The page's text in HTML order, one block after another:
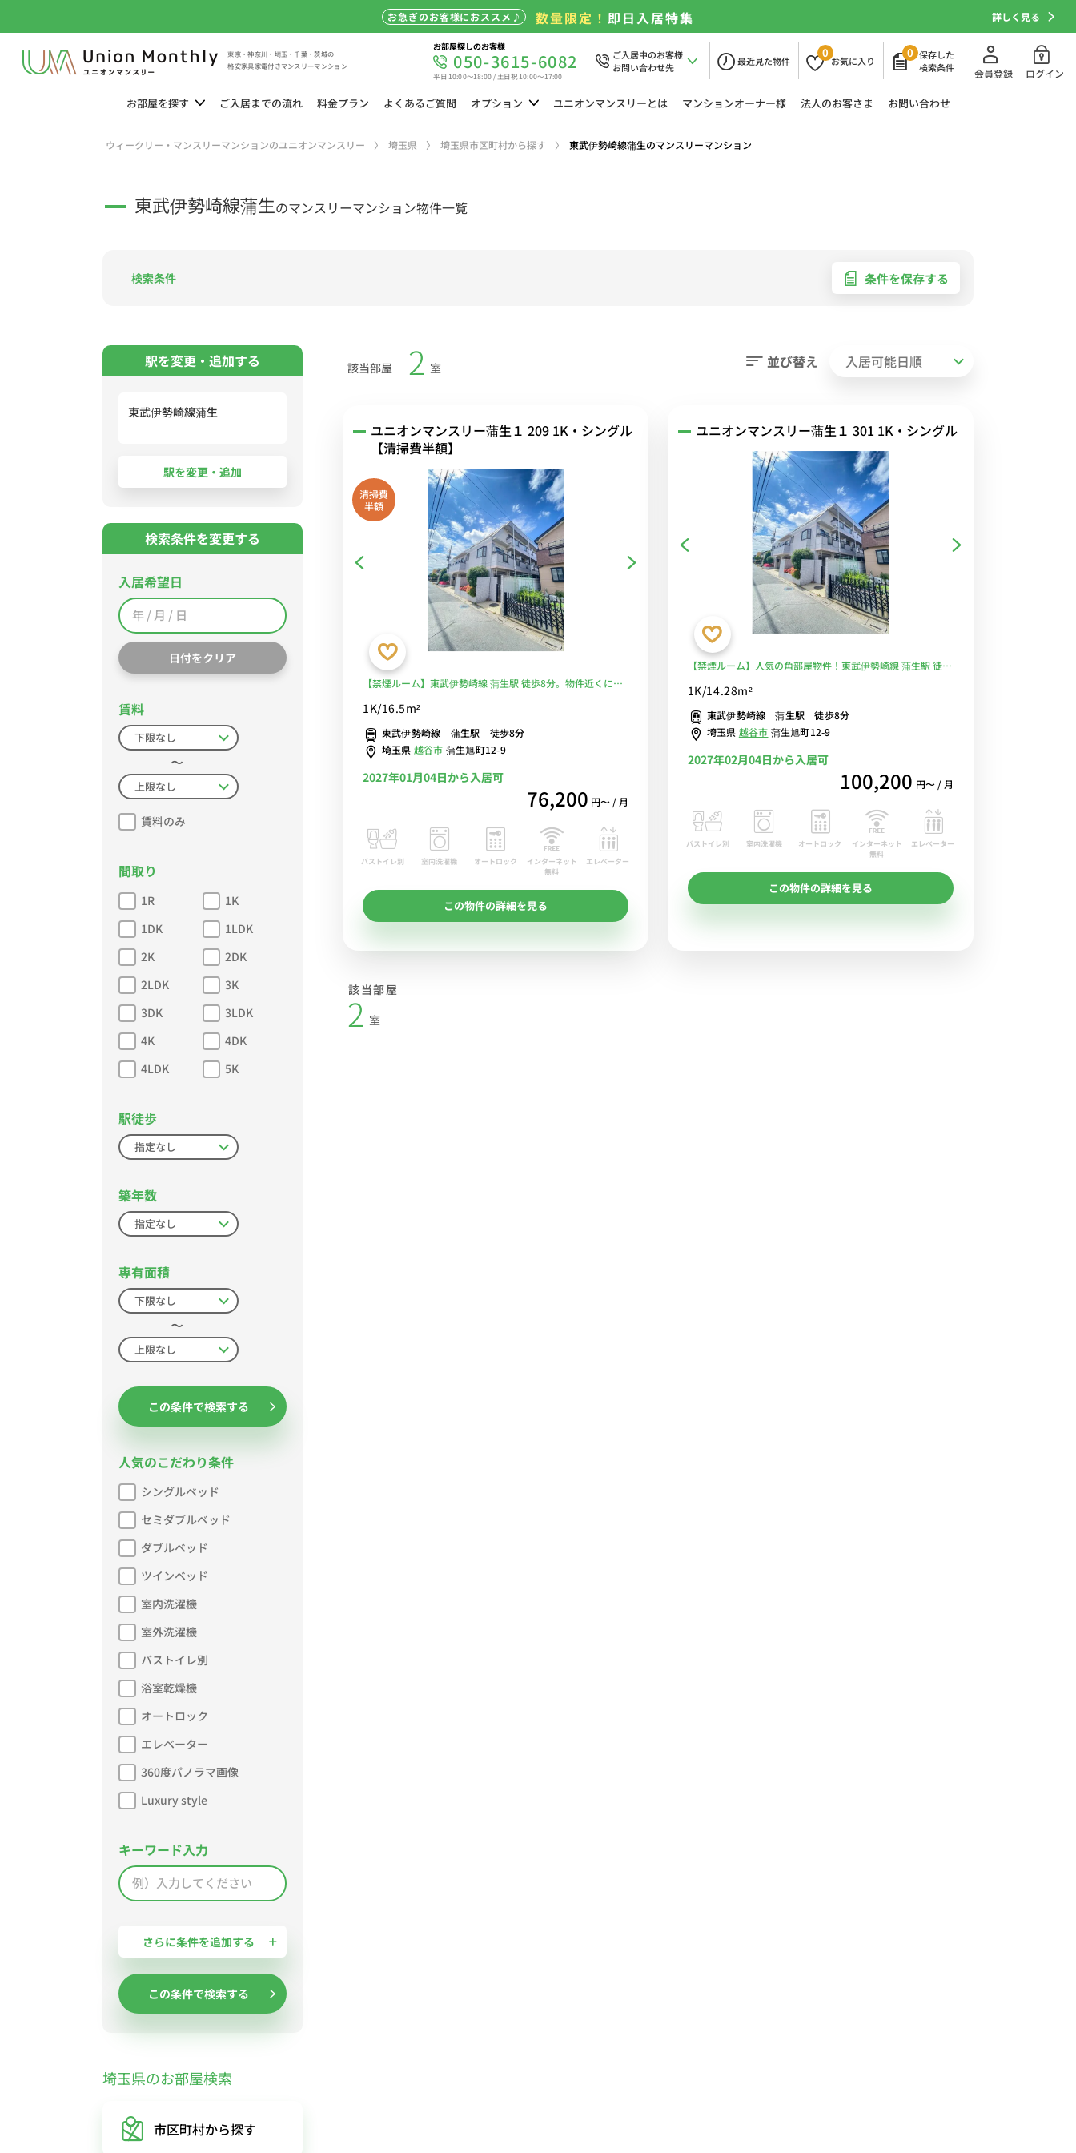
お急ぎのお客様におススメ♪ 数量限定！即日入居特集 詳しく見る
東京・神奈川・埼玉・千葉・茨城の
格安家具家電付きマンスリーマンション
お部屋探しのお客様
050-3615-6082
平日 10:00～18:00 / 土日祝 10:00～17:00
ご入居中のお客様
お問い合わせ先
最近見た物件
0
お気に入り
0 保存した
検索条件
会員登録 ログイン
お部屋を探す ご入居までの流れ 料金プラン よくあるご質問 オプション ユニオンマンスリーとは マンションオーナー様 法人のお客さま お問い合わせ
ウィークリー・マンスリーマンションのユニオンマンスリー 埼玉県 埼玉県市区町村から探す 東武伊勢崎線蒲生のマンスリーマンション
東武伊勢崎線蒲生のマンスリーマンション物件一覧
検索条件 条件を保存する
該当部屋 2 室 並び替え
ユニオンマンスリー蒲生１ 209 1K・シングル
【清掃費半額】
清掃費
半額
【禁煙ルーム】東武伊勢崎線 蒲生駅 徒歩8分。物件近くにコ
安レンタル中！
1K/16.5m²
東武伊勢崎線 蒲生駅 徒歩8分
埼玉県 越谷市 蒲生旭町12-9
2027年01月04日から入居可
76,200 円〜 / 月
バストイレ別 室内洗濯機 オートロック
インターネット
無料
エレベーター
この物件の詳細を見る
ユニオンマンスリー蒲生１ 301 1K・シングル
【禁煙ルーム】人気の角部屋物件！東武伊勢崎線 蒲生駅 徒歩
グ・エー蒲生店」があり便利■選べるWi-Fi格安レンタル中！
1K/14.28m²
東武伊勢崎線 蒲生駅 徒歩8分
埼玉県 越谷市 蒲生旭町12-9
2027年02月04日から入居可
100,200 円〜 / 月
バストイレ別 室内洗濯機 オートロック
インターネット
無料
エレベーター
この物件の詳細を見る
該当部屋
2 室
駅を変更・追加する
東武伊勢崎線蒲生
検索条件を変更する
入居希望日
日付をクリア
賃料
〜
賃料のみ
間取り
1R
1K
1DK
1LDK
2K
2DK
2LDK
3K
3DK
3LDK
4K
4DK
4LDK
5K
駅徒歩
築年数
専有面積
〜
この条件で検索する
人気のこだわり条件
シングルベッド
セミダブルベッド
ダブルベッド
ツインベッド
室内洗濯機
室外洗濯機
バストイレ別
浴室乾燥機
オートロック
エレベーター
360度パノラマ画像
Luxury style
キーワード入力
さらに条件を追加する
この条件で検索する
埼玉県のお部屋検索
市区町村から探す